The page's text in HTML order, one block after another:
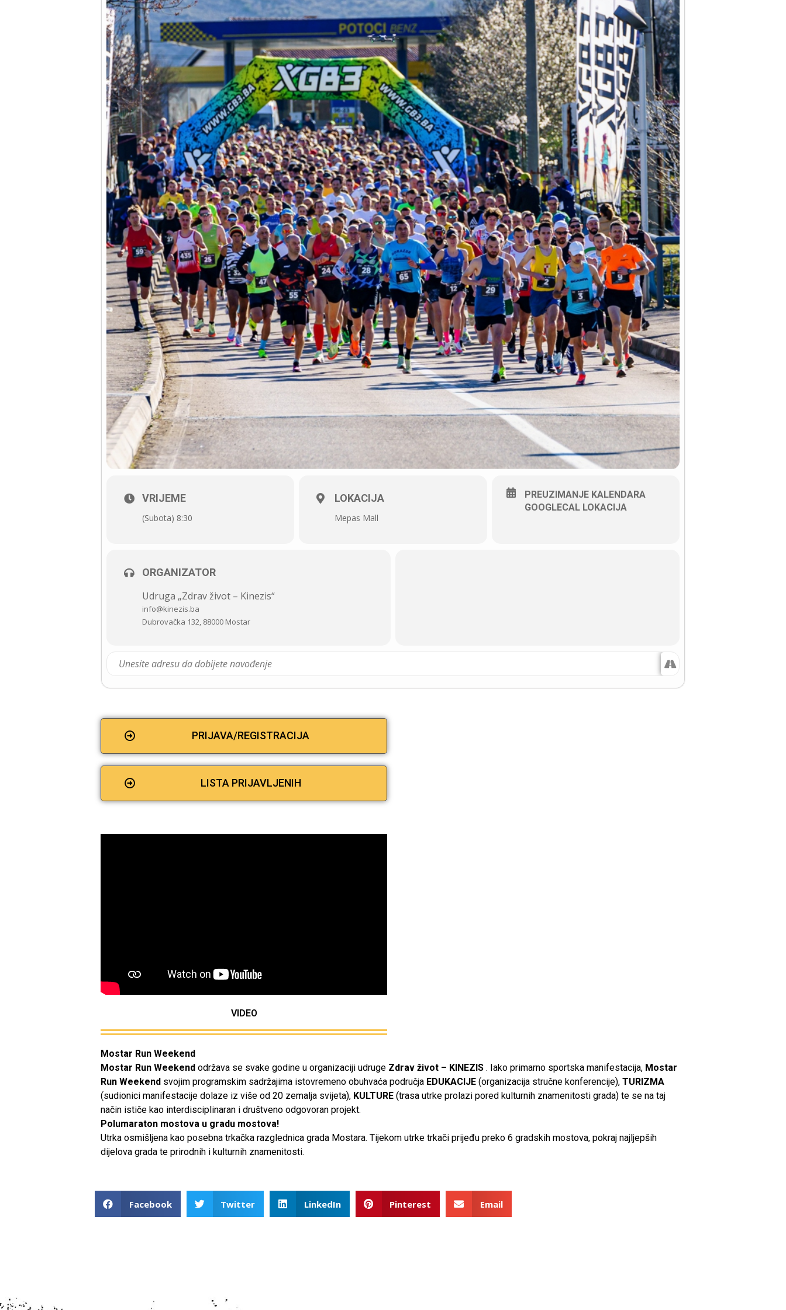
VRIJEME
(Subota) 8:30
LOKACIJA
Mepas Mall
PREUZIMANJE KALENDARA
GOOGLECAL LOKACIJA
ORGANIZATOR
Udruga „Zdrav život – Kinezis“
info@kinezis.ba
Dubrovačka 132, 88000 Mostar
PRIJAVA/REGISTRACIJA
LISTA PRIJAVLJENIH
VIDEO
Mostar Run Weekend
Mostar Run Weekend održava se svake godine u organizaciji udruge Zdrav život – KINEZIS . Iako primarno sportska manifestacija, Mostar
Run Weekend svojim programskim sadržajima istovremeno obuhvaća područja EDUKACIJE (organizacija stručne konferencije),TURIZMA
(sudionici manifestacije dolaze iz više od 20 zemalja svijeta), KULTURE (trasa utrke prolazi pored kulturnih znamenitosti grada) te se na taj
način ističe kao interdisciplinaran i društveno odgovoran projekt.
Polumaraton mostova u gradu mostova!
Utrka osmišljena kao posebna trkačka razglednica grada Mostara. Tijekom utrke trkači prijeđu preko 6 gradskih mostova, pokraj najljepših
dijelova grada te prirodnih i kulturnih znamenitosti.
Facebook Twitter LinkedIn Pinterest Email